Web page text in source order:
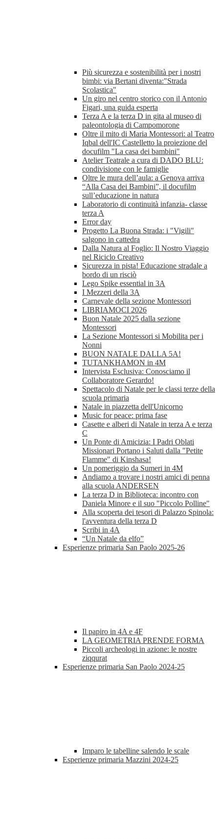
Più sicurezza e sostenibilità per i nostri
bimbi: via Bertani diventa:"Strada
Scolastica"
Un giro nel centro storico con il Antonio
Figari, una guida esperta
Terza A e la terza D in gita al museo di
paleontologia di Campomorone
Oltre il mito di Maria Montessori: al Teatro
Iqbal dell'IC Castelletto la proiezione del
docufilm "La casa dei bambini"
Atelier Teatrale a cura di DADO BLU:
condivisione con le famiglie
Oltre le mura dell’aula: a Genova arriva
“Alla Casa dei Bambini”, il docufilm
sull’educazione in natura
Laboratorio di continuità infanzia- classe
terza A
Error day
Progetto La Buona Strada: i "Vigili"
salgono in cattedra
Dalla Natura al Foglio: Il Nostro Viaggio
nel Riciclo Creativo
Sicurezza in pista! Educazione stradale a
bordo di un risciò
Lego Spike essential in 3A
I Mezzeri della 3A
Carnevale della sezione Montessori
LIBRIAMOCI 2026
Buon Natale 2025 dalla sezione
Montessori
La Sezione Montessori si Mobilita per i
Nonni
BUON NATALE DALLA 5A!
TUTANKHAMON in 4M
Intervista Esclusiva: Conosciamo il
Collaboratore Gerardo!
Spettacolo di Natale per le classi terze della
scuola primaria
Natale in piazzetta dell'Unicorno
Music for peace: prima fase
Casette e alberi di Natale in terza A e terza
C
Un Ponte di Amicizia: I Padri Oblati
Missionari Portano i Saluti dalla "Petite
Flamme" di Kinshasa!
Un pomeriggio da Sumeri in 4M
Andiamo a trovare i nostri amici di penna
alla scuola ANDERSEN
La terza D in Biblioteca: incontro con
Daniela Minore e il suo "Piccolo Polline"
Alla scoperta dei tesori di Palazzo Spinola:
l'avventura della terza D
Scribi in 4A
“Un Natale da elfo”
Esperienze primaria San Paolo 2025-26
Il papiro in 4A e 4F
LA GEOMETRIA PRENDE FORMA
Piccoli archeologi in azione: le nostre
ziqqurat
Esperienze primaria San Paolo 2024-25
Imparo le tabelline salendo le scale
Esperienze primaria Mazzini 2024-25